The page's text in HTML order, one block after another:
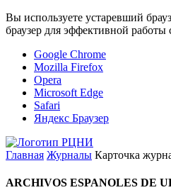
Вы используете устаревший
браузер для эффективной работы
Google Chrome
Mozilla Firefox
Opera
Microsoft Edge
Safari
Яндекс Браузер
Главная Журналы Карточка
ARCHIVOS ESPANOLES DE